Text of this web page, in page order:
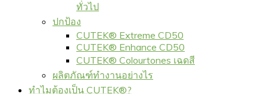
ทั่วไป
ปกป้อง
CUTEK® Extreme CD50
CUTEK® Enhance CD50
CUTEK® Colourtones เฉดสี
ผลิตภัณฑ์ทำงานอย่างไร
ทำไมต้องเป็น CUTEK®?